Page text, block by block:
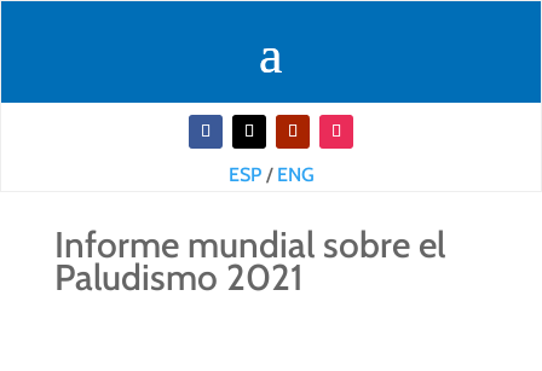
ESP/ ENG
Informe mundial sobre el
Paludismo 2021